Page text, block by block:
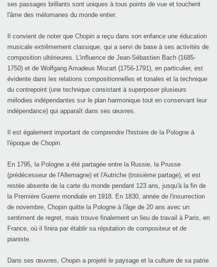
ses passages brillants sont uniques à tous points de vue et touchent
l'âme des mélomanes du monde entier.
Il convient de noter que Chopin a reçu dans son enfance une éducation
musicale extrêmement classique, qui a servi de base à ses activités de
composition ultérieures. L'influence de Jean-Sébastien Bach (1685-
1750) et de Wolfgang Amadeus Mozart (1756-1791), en particulier, est
évidente dans les relations compositionnelles et tonales et la technique
du contrepoint (une technique consistant à superposer plusieurs
mélodies indépendantes sur le plan harmonique tout en conservant leur
indépendance) qui apparaît dans ses œuvres.
Il est également important de comprendre l'histoire de la Pologne à
l'époque de Chopin.
En 1795, la Pologne a été partagée entre la Russie, la Prusse
(prédécesseur de l'Allemagne) et l'Autriche (troisième partage), et est
restée absente de la carte du monde pendant 123 ans, jusqu'à la fin de
la Première Guerre mondiale en 1918. En 1830, année de l'insurrection
de novembre, Chopin quitte la Pologne à l'âge de 20 ans avec un
sentiment de regret, mais trouve finalement un lieu de travail à Paris, en
France, où il finira par établir sa réputation de compositeur et de
pianiste.
Dans ses œuvres, Chopin a projeté le paysage et la culture de sa patrie